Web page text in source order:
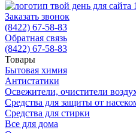
Заказать звонок
(8422) 67-58-83
Обратная связь
(8422) 67-58-83
Товары
Бытовая химия
Антистатики
Освежители, очистители
Средства для защиты от
Средства для стирки
Все для дома